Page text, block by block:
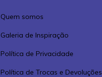
Quem somos
Galeria de Inspiração
Política de Privacidade
Política de Trocas e Devoluções